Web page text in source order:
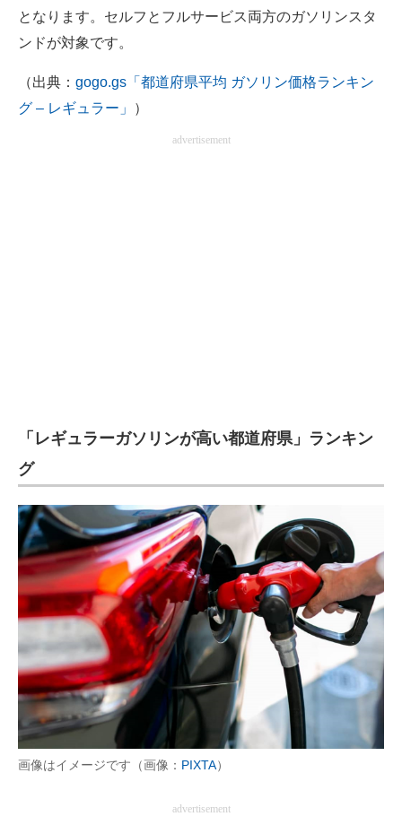
企業ITのトレンドを詳説
ITエンジニア向け専門サイト
建設×テクノロジーの最前線
となります。セルフとフルサービス両方のガソリンスタ
ンドが対象です。
（出典： gogo.gs「都道府県平均 ガソリン価格ランキン
グ – レギュラー」
）
advertisement
「レギュラーガソリンが高い都道府県」ランキン
グ
画像はイメージです（画像： PIXTA）
advertisement